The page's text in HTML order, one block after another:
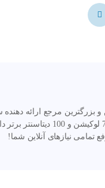
و بزرگترین مرجع ارائه
های ابری از 75 لوکیشن و 100
تمامی نیازهای آنلاین شما!